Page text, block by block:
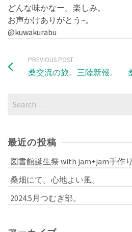
どんな味かなー。楽しみ。
お声かけありがとう~。
@kuwakurabu
PREVIOUS POST
桑交流の旅。三陸新報。
Search
最近の投稿
図書館誕生祭 with jam+jam手作り
桑畑にて。心地よい風。
2024.5月つむぎ部。